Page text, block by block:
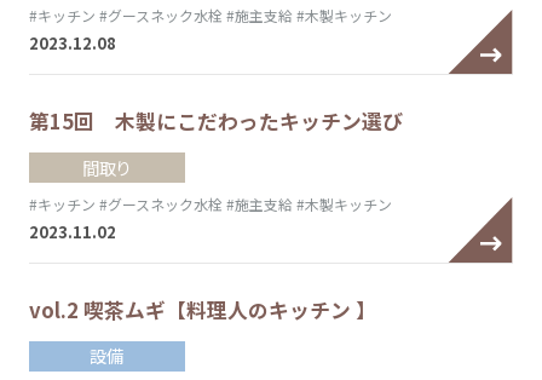
#キッチン #グースネック水栓 #施主支給 #木製キッチン
2023.12.08
第15回 木製にこだわったキッチン選び
間取り
#キッチン #グースネック水栓 #施主支給 #木製キッチン
2023.11.02
vol.2 喫茶ムギ【料理人のキッチン 】
設備